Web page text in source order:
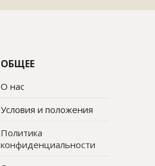
ОБЩЕЕ
О нас
Условия и положения
Политика
конфиденциальности